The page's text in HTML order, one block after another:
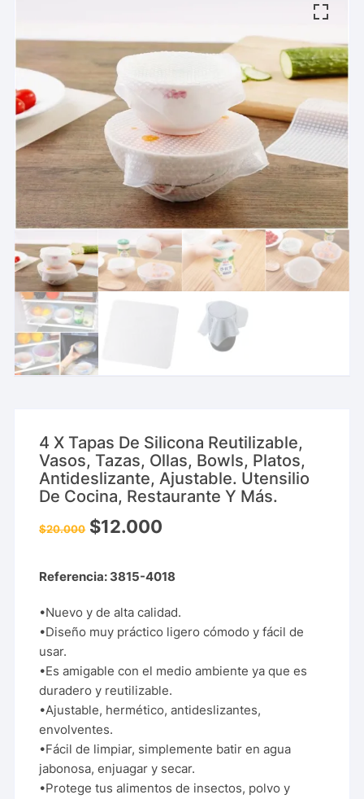
4 X Tapas De Silicona Reutilizable,
Vasos, Tazas, Ollas, Bowls, Platos,
Antideslizante, Ajustable. Utensilio
De Cocina, Restaurante Y Más.
$20.000 $12.000
Referencia: 3815-4018
•Nuevo y de alta calidad.
•Diseño muy práctico ligero cómodo y fácil de
usar.
•Es amigable con el medio ambiente ya que es
duradero y reutilizable.
•Ajustable, hermético, antideslizantes,
envolventes.
•Fácil de limpiar, simplemente batir en agua
jabonosa, enjuagar y secar.
•Protege tus alimentos de insectos, polvo y